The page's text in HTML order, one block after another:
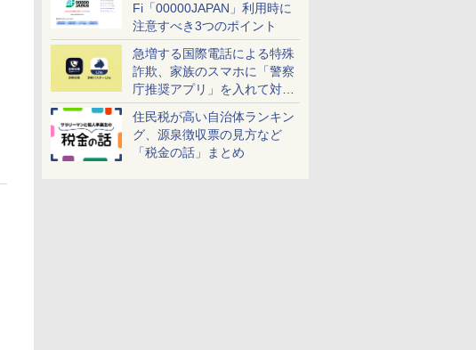
Fi「00000JAPAN」利用時に
注意すべき3つのポイント
急増する国際電話による特殊
詐欺、家族のスマホに「警察
庁推奨アプリ」を入れて対策
しよう！
住民税が高い自治体ランキン
グ、源泉徴収票の見方など
「税金の話」まとめ